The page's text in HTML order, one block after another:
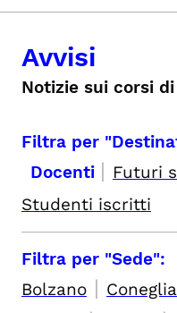
Avvisi
Notizie sui corsi
Filtra per
Docenti | Futuri
Studenti iscritti
Filtra per "Sede":
Bolzano |